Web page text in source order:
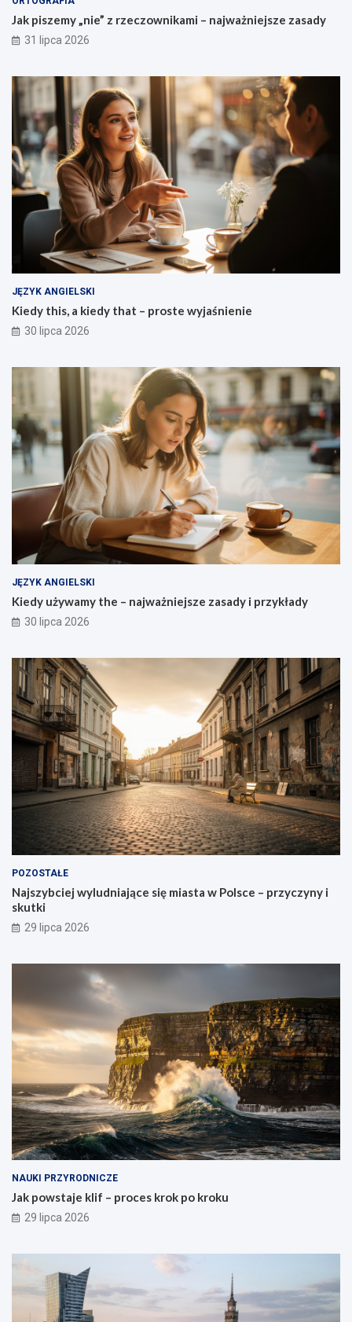
Jak piszemy „nie” z rzeczownikami – najważniejsze zasady
31 lipca 2026
JĘZYK ANGIELSKI
Kiedy this, a kiedy that – proste wyjaśnienie
30 lipca 2026
JĘZYK ANGIELSKI
Kiedy używamy the – najważniejsze zasady i przykłady
30 lipca 2026
POZOSTAŁE
Najszybciej wyludniające się miasta w Polsce – przyczyny i
skutki
29 lipca 2026
NAUKI PRZYRODNICZE
Jak powstaje klif – proces krok po kroku
29 lipca 2026